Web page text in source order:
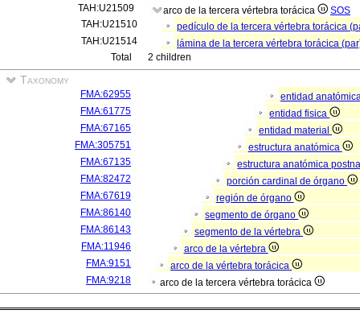
TAH:U21509
arco de la tercera vértebra torácica
SOS
TAH:U21510
pedículo de la tercera vértebra torácica
TAH:U21514
lámina de la tercera vértebra torácica
Total
2 children
Taxonomy
FMA:62955
entidad
FMA:61775
entidad fisica
FMA:67165
entidad material
FMA:305751
estructura anatómica
FMA:67135
estructura anatómica
FMA:82472
porción cardinal de órgano
FMA:67619
región de órgano
FMA:86140
segmento de órgano
FMA:86143
segmento de la vértebra
FMA:11946
arco de la vértebra
FMA:9151
arco de la vértebra torácica
FMA:9218
arco de la tercera vértebra torácica